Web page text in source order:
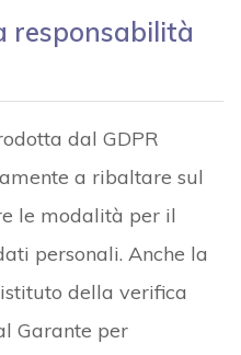
responsabilità
dal GDPR
a ribaltare sul
le modalità per il
personali. Anche la
della verifica
Garante per